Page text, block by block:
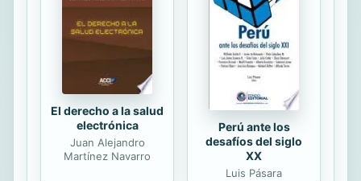
El derecho a la salud
electrónica
Juan Alejandro
Martínez Navarro
Perú ante los
desafíos del siglo
XX
Luis Pásara